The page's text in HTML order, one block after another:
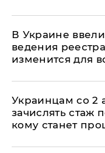
В Украине
ведения
изменится для
Украинцам со 2
зачислять стаж
кому станет